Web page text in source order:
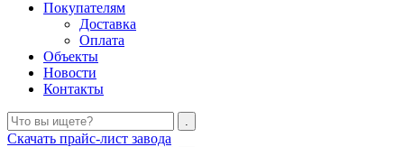
Покупателям
Доставка
Оплата
Объекты
Новости
Контакты
Скачать прайс-лист завода